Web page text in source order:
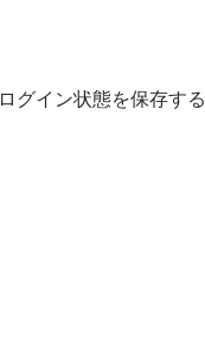
ログイン状態を保存する